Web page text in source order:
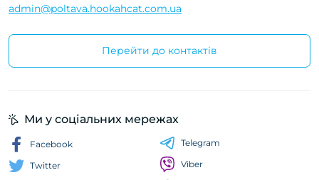
admin@poltava.hookahcat.com.ua
Перейти до контактів
Ми у соціальних мережах
Facebook
Twitter
Telegram
Viber